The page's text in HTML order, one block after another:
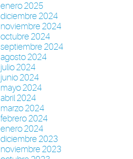
enero 2025
diciembre 2024
noviembre 2024
octubre 2024
septiembre 2024
agosto 2024
julio 2024
junio 2024
mayo 2024
abril 2024
marzo 2024
febrero 2024
enero 2024
diciembre 2023
noviembre 2023